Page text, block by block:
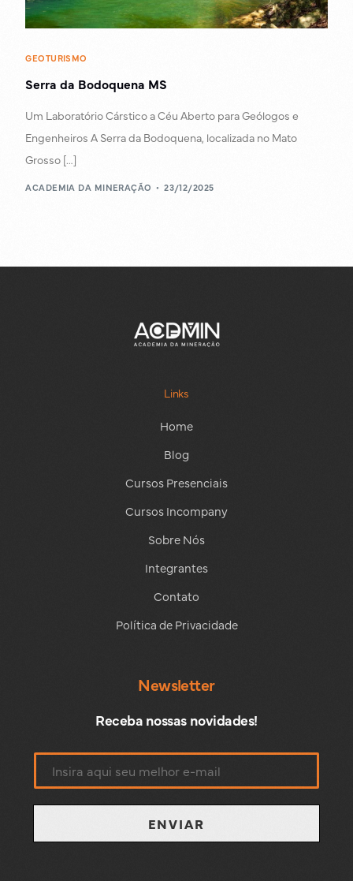
GEOTURISMO
Serra da Bodoquena MS
Um Laboratório Cárstico a Céu Aberto para Geólogos e
Engenheiros A Serra da Bodoquena, localizada no Mato
Grosso […]
ACADEMIA DA MINERAÇÃO 23/12/2025
Links
Home
Blog
Cursos Presenciais
Cursos Incompany
Sobre Nós
Integrantes
Contato
Política de Privacidade
Newsletter
Receba nossas novidades!
ENVIAR